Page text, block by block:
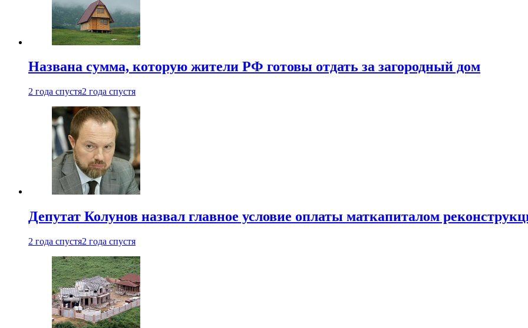
Названа сумма, которую жители РФ готовы отдать за загородный дом
2 года спустя2 года спустя
Депутат Колунов назвал главное условие оплаты маткапиталом
2 года спустя2 года спустя